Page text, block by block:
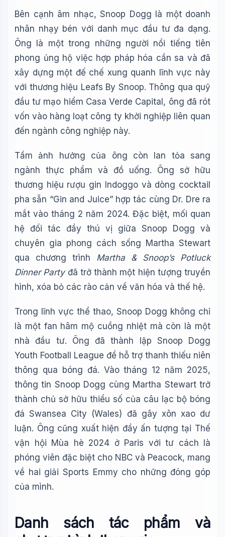
Bên cạnh âm nhạc, Snoop Dogg là một doanh
nhân nhạy bén với danh mục đầu tư đa dạng.
Ông là một trong những người nổi tiếng tiên
phong ủng hộ việc hợp pháp hóa cần sa và đã
xây dựng một đế chế xung quanh lĩnh vực này
với thương hiệu Leafs By Snoop. Thông qua quỹ
đầu tư mạo hiểm Casa Verde Capital, ông đã rót
vốn vào hàng loạt công ty khởi nghiệp liên quan
đến ngành công nghiệp này.
Tầm ảnh hưởng của ông còn lan tỏa sang
ngành thực phẩm và đồ uống. Ông sở hữu
thương hiệu rượu gin Indoggo và dòng cocktail
pha sẵn “Gin and Juice” hợp tác cùng Dr. Dre ra
mắt vào tháng 2 năm 2024. Đặc biệt, mối quan
hệ đối tác đầy thú vị giữa Snoop Dogg và
chuyên gia phong cách sống Martha Stewart
qua chương trình Martha & Snoop’s Potluck
Dinner Partyđã trở thành một hiện tượng truyền
hình, xóa bỏ các rào cản về văn hóa và thế hệ.
Trong lĩnh vực thể thao, Snoop Dogg không chỉ
là một fan hâm mộ cuồng nhiệt mà còn là một
nhà đầu tư. Ông đã thành lập Snoop Dogg
Youth Football League để hỗ trợ thanh thiếu niên
thông qua bóng đá. Vào tháng 12 năm 2025,
thông tin Snoop Dogg cùng Martha Stewart trở
thành chủ sở hữu thiểu số của câu lạc bộ bóng
đá Swansea City (Wales) đã gây xôn xao dư
luận. Ông cũng xuất hiện đầy ấn tượng tại Thế
vận hội Mùa hè 2024 ở Paris với tư cách là
phóng viên đặc biệt cho NBC và Peacock, mang
về hai giải Sports Emmy cho những đóng góp
của mình.
Danh sách tác phẩm và